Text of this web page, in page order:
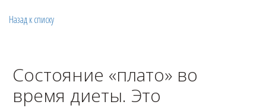
Назад к списку
Состояние «плато» во
время диеты. Это